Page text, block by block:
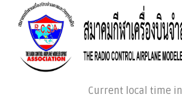
Current local time in